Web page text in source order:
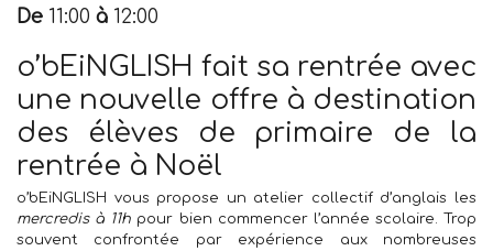
De 11:00 à 12:00
o’bEiNGLISH fait sa rentrée avec
une nouvelle offre à destination
des élèves de primaire de la
rentrée à Noël
o’bEiNGLISH vous propose un atelier collectif d’anglais les
mercredis à 11h pour bien commencer l’année scolaire. Trop
souvent confrontée par expérience aux nombreuses